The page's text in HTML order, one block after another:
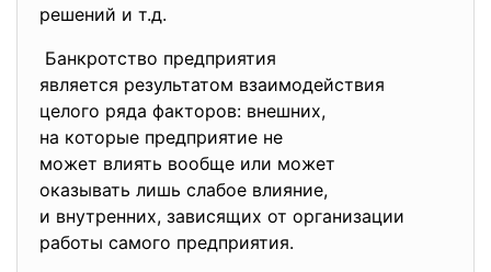
решений и т.д.
Банкротство предприятия
является результатом взаимодействия
целого ряда факторов: внешних,
на которые предприятие не
может влиять вообще или может
оказывать лишь слабое влияние,
и внутренних, зависящих от организации
работы самого предприятия.